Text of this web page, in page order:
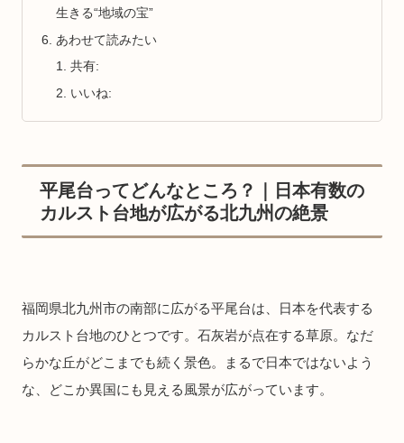
生きる“地域の宝”
あわせて読みたい
共有:
いいね:
平尾台ってどんなところ？｜日本有数の
カルスト台地が広がる北九州の絶景
福岡県北九州市の南部に広がる平尾台は、日本を代表する
カルスト台地のひとつです。石灰岩が点在する草原。なだ
らかな丘がどこまでも続く景色。まるで日本ではないよう
な、どこか異国にも見える風景が広がっています。